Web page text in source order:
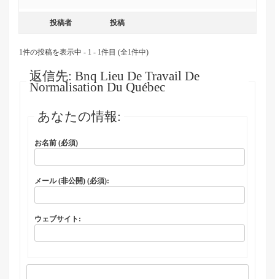
投稿者 投稿
1件の投稿を表示中 - 1 - 1件目 (全1件中)
返信先: Bnq Lieu De Travail De
Normalisation Du Québec
あなたの情報:
お名前 (必須)
メール (非公開) (必須):
ウェブサイト: